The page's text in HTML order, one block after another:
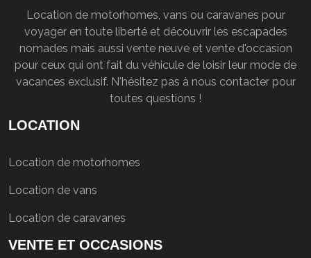
Location de motorhomes, vans ou caravanes pour
voyager en toute liberté et découvrir les escapades
nomades mais aussi vente neuve et vente d'occasion
pour ceux qui ont fait du véhicule de loisir leur mode de
vacances exclusif. N'hésitez pas à nous contacter pour
toutes questions !
LOCATION
Location de motorhomes
Location de vans
Location de caravanes
VENTE ET OCCASIONS